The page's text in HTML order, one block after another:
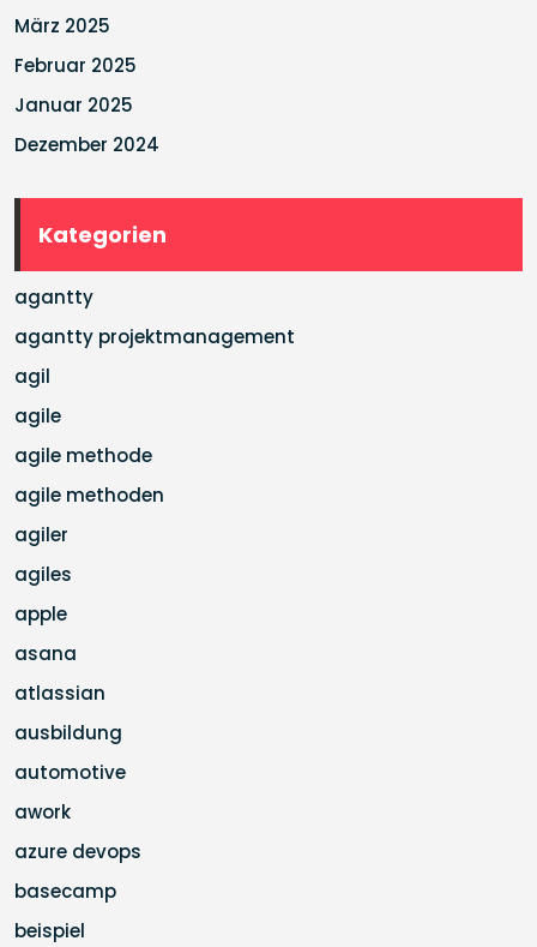
März 2025
Februar 2025
Januar 2025
Dezember 2024
Kategorien
agantty
agantty projektmanagement
agil
agile
agile methode
agile methoden
agiler
agiles
apple
asana
atlassian
ausbildung
automotive
awork
azure devops
basecamp
beispiel